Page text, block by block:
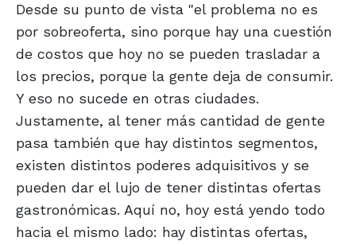
Desde su punto de vista "el problema no es
por sobreoferta, sino porque hay una cuestión
de costos que hoy no se pueden trasladar a
los precios, porque la gente deja de consumir.
Y eso no sucede en otras ciudades.
Justamente, al tener más cantidad de gente
pasa también que hay distintos segmentos,
existen distintos poderes adquisitivos y se
pueden dar el lujo de tener distintas ofertas
gastronómicas. Aquí no, hoy está yendo todo
hacia el mismo lado: hay distintas ofertas,